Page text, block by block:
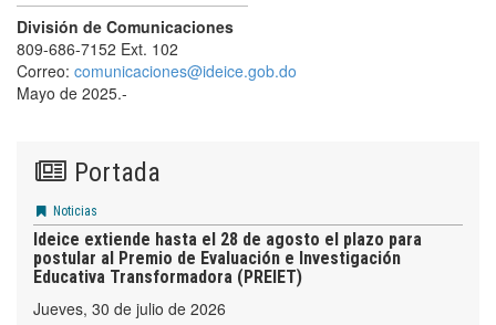
División de Comunicaciones
809-686-7152 Ext. 102
Correo: comunicaciones@ideice.gob.do
Mayo de 2025.-
Portada
Noticias
Ideice extiende hasta el 28 de agosto el plazo para
postular al Premio de Evaluación e Investigación
Educativa Transformadora (PREIET)
jueves, 30 de julio de 2026